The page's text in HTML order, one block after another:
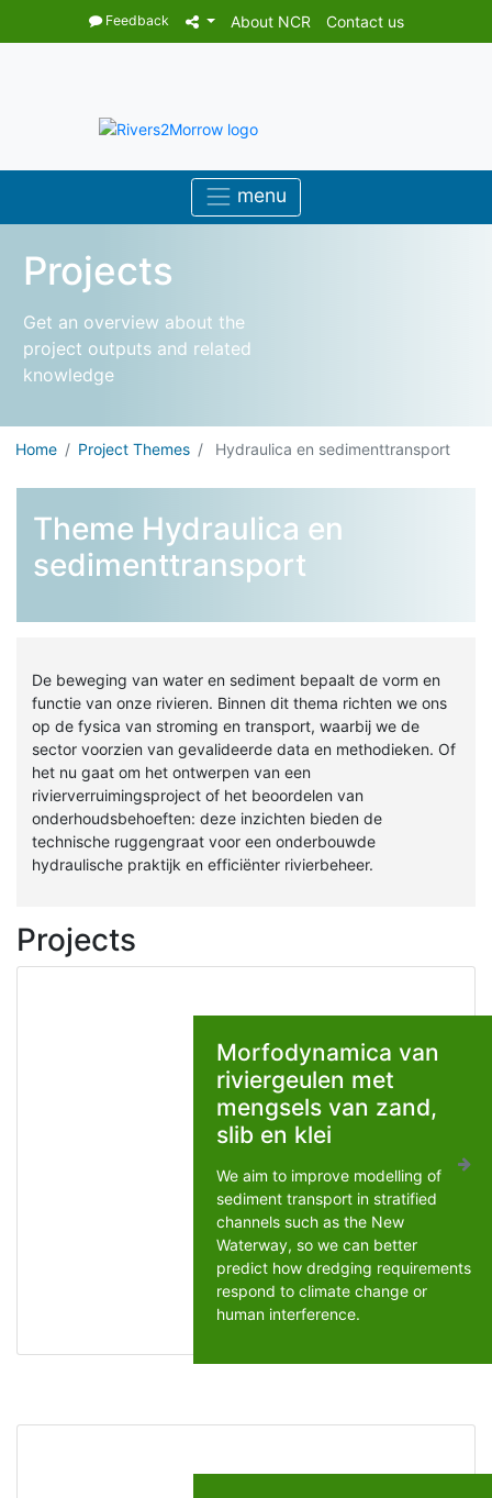
Feedback About NCR Contact us
Projects
Get an overview about the
project outputs and related
knowledge
Home Project Themes Hydraulica en sedimenttransport
Theme Hydraulica en
sedimenttransport
De beweging van water en sediment bepaalt de vorm en
functie van onze rivieren. Binnen dit thema richten we ons
op de fysica van stroming en transport, waarbij we de
sector voorzien van gevalideerde data en methodieken. Of
het nu gaat om het ontwerpen van een
rivierverruimingsproject of het beoordelen van
onderhoudsbehoeften: deze inzichten bieden de
technische ruggengraat voor een onderbouwde
hydraulische praktijk en efficiënter rivierbeheer.
Projects
Morfodynamica van
riviergeulen met
mengsels van zand,
slib en klei
We aim to improve modelling of
sediment transport in stratified
channels such as the New
Waterway, so we can better
predict how dredging requirements
respond to climate change or
human interference.